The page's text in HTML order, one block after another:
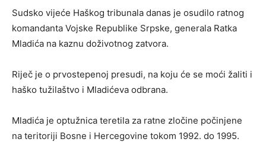
Sudsko vijeće Haškog tribunala danas je osudilo ratnog
komandanta Vojske Republike Srpske, generala Ratka
Mladića na kaznu doživotnog zatvora.
Riječ je o prvostepenoj presudi, na koju će se moći žaliti i
haško tužilaštvo i Mladićeva odbrana.
Mladića je optužnica teretila za ratne zločine počinjene
na teritoriji Bosne i Hercegovine tokom 1992. do 1995.